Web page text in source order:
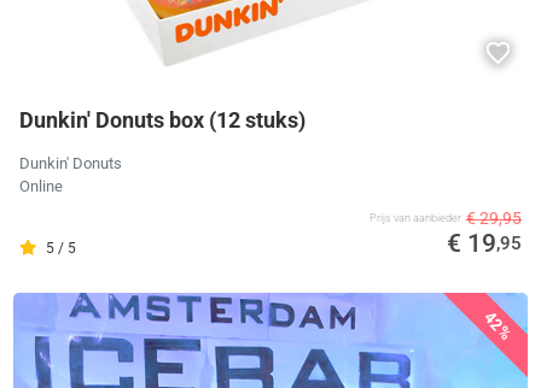
Dunkin' Donuts box (12 stuks)
Dunkin' Donuts
Online
5 / 5
Prijs van aanbieder € 29,95
€ 19,95
42%